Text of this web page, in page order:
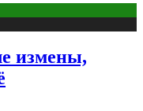
измены,